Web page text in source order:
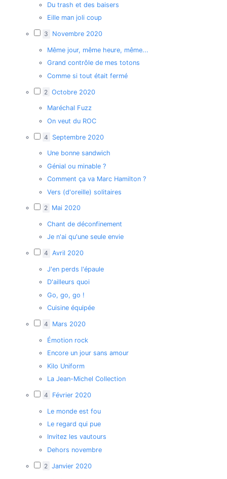
Du trash et des baisers
Eille man joli coup
3 Novembre 2020
Même jour, même heure, même...
Grand contrôle de mes totons
Comme si tout était fermé
2 Octobre 2020
Maréchal Fuzz
On veut du ROC
4 Septembre 2020
Une bonne sandwich
Génial ou minable ?
Comment ça va Marc Hamilton ?
Vers (d'oreille) solitaires
2 Mai 2020
Chant de déconfinement
Je n'ai qu'une seule envie
4 Avril 2020
J'en perds l'épaule
D'ailleurs quoi
Go, go, go !
Cuisine équipée
4 Mars 2020
Émotion rock
Encore un jour sans amour
Kilo Uniform
La Jean-Michel Collection
4 Février 2020
Le monde est fou
Le regard qui pue
Invitez les vautours
Dehors novembre
2 Janvier 2020